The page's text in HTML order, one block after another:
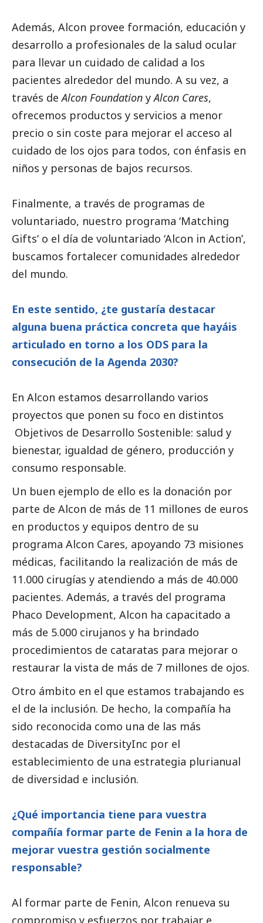
Además, Alcon provee formación, educación y
desarrollo a profesionales de la salud ocular
para llevar un cuidado de calidad a los
pacientes alrededor del mundo. A su vez, a
través deAlcon Foundation yAlcon Cares,
ofrecemos productos y servicios a menor
precio o sin coste para mejorar el acceso al
cuidado de los ojos para todos, con énfasis en
niños y personas de bajos recursos.
Finalmente, a través de programas de
voluntariado, nuestro programa ‘Matching
Gifts’ o el día de voluntariado ‘Alcon in Action’,
buscamos fortalecer comunidades alrededor
del mundo.
En este sentido, ¿te gustaría destacar
alguna buena práctica concreta que hayáis
articulado en torno a los ODS para la
consecución de la Agenda 2030?
En Alcon estamos desarrollando varios
proyectos que ponen su foco en distintos
Objetivos de Desarrollo Sostenible: salud y
bienestar, igualdad de género, producción y
consumo responsable.
Un buen ejemplo de ello es la donación por
parte de Alcon de más de 11 millones de euros
en productos y equipos dentro de su
programa Alcon Cares, apoyando 73 misiones
médicas, facilitando la realización de más de
11.000 cirugías y atendiendo a más de 40.000
pacientes. Además, a través del programa
Phaco Development, Alcon ha capacitado a
más de 5.000 cirujanos y ha brindado
procedimientos de cataratas para mejorar o
restaurar la vista de más de 7 millones de ojos.
Otro ámbito en el que estamos trabajando es
el de la inclusión. De hecho, la compañía ha
sido reconocida como una de las más
destacadas de DiversityInc por el
establecimiento de una estrategia plurianual
de diversidad e inclusión.
¿Qué importancia tiene para vuestra
compañía formar parte de Fenin a la hora de
mejorar vuestra gestión socialmente
responsable?
Al formar parte de Fenin, Alcon renueva su
compromiso y esfuerzos por trabajar e